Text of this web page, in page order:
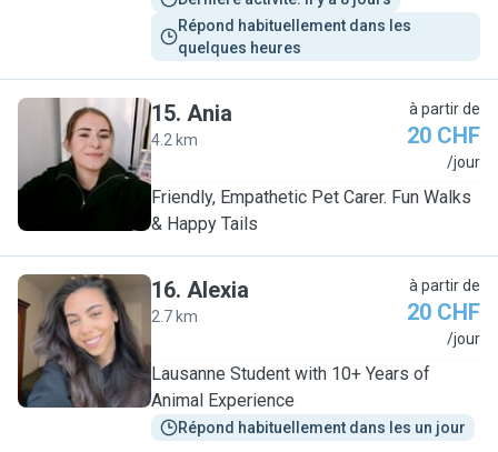
Répond habituellement dans les
quelques heures
A
15. Ania
4.2 km
à partir de
20 CHF
/jour
Friendly, Empathetic Pet Carer. Fun Walks
& Happy Tails
A
16. Alexia
2.7 km
à partir de
20 CHF
/jour
Lausanne Student with 10+ Years of
Animal Experience
Répond habituellement dans les un jour